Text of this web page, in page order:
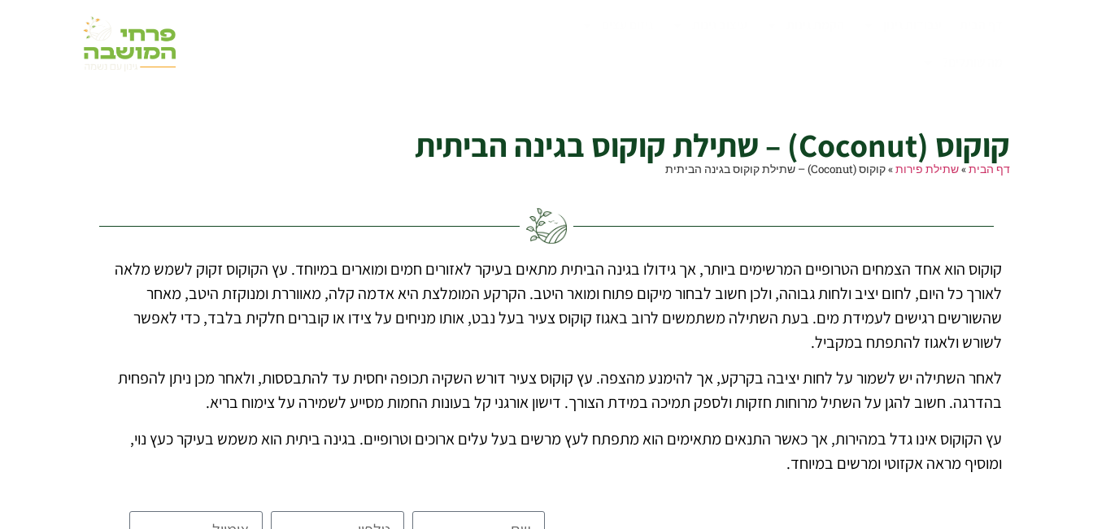
קוקוס (Coconut) – שתילת קוקוס בגינה הביתית
דף הבית»שתילת פירות»קוקוס (Coconut) – שתילת קוקוס בגינה הביתית
קוקוס הוא אחד הצמחים הטרופיים המרשימים ביותר, אך גידולו בגינה הביתית מתאים בעיקר לאזורים חמים ומוארים במיוחד. עץ הקוקוס זקוק לשמש מלאה
לאורך כל היום, לחום יציב ולחות גבוהה, ולכן חשוב לבחור מיקום פתוח ומואר היטב. הקרקע המומלצת היא אדמה קלה, מאווררת ומנוקזת היטב, מאחר
שהשורשים רגישים לעמידת מים. בעת השתילה משתמשים לרוב באגוז קוקוס צעיר בעל נבט, אותו מניחים על צידו או קוברים חלקית בלבד, כדי לאפשר
לשורש ולאגוז להתפתח במקביל.
לאחר השתילה יש לשמור על לחות יציבה בקרקע, אך להימנע מהצפה. עץ קוקוס צעיר דורש השקיה תכופה יחסית עד להתבססות, ולאחר מכן ניתן להפחית
בהדרגה. חשוב להגן על השתיל מרוחות חזקות ולספק תמיכה במידת הצורך. דישון אורגני קל בעונות החמות מסייע לשמירה על צימוח בריא.
עץ הקוקוס אינו גדל במהירות, אך כאשר התנאים מתאימים הוא מתפתח לעץ מרשים בעל עלים ארוכים וטרופיים. בגינה ביתית הוא משמש בעיקר כעץ נוי,
ומוסיף מראה אקזוטי ומרשים במיוחד.